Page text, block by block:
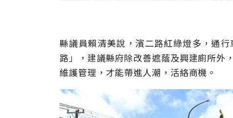
縣議員賴清美說，濱二路紅綠燈多，通
路」，建議縣府除改善遮蔭及興建廁所外
維護管理，才能帶進人潮，活絡商機。